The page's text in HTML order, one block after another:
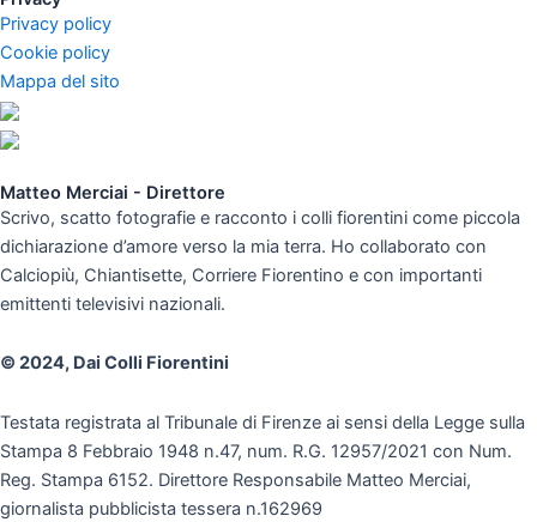
Privacy policy
Cookie policy
Mappa del sito
Matteo Merciai - Direttore
Scrivo, scatto fotografie e racconto i colli fiorentini come piccola
dichiarazione d’amore verso la mia terra. Ho collaborato con
Calciopiù, Chiantisette, Corriere Fiorentino e con importanti
emittenti televisivi nazionali.
© 2024, Dai Colli Fiorentini
Testata registrata al Tribunale di Firenze ai sensi della Legge sulla
Stampa 8 Febbraio 1948 n.47, num. R.G. 12957/2021 con Num.
Reg. Stampa 6152. Direttore Responsabile Matteo Merciai,
giornalista pubblicista tessera n.162969